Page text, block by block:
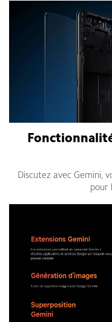
Discutez avec Gemini,
pour